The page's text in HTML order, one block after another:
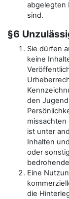
abgelegten
sind.
§6
Sie dürfen
keine
den
missachten
ist unter
Inhalten
oder
Eine
die